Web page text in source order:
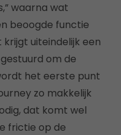
waarna wat
beoogde functie
uiteindelijk een
om de
het eerste punt
zo makkelijk
dat komt wel
frictie op de